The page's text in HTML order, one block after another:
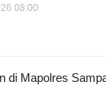
08:00
di Mapolres